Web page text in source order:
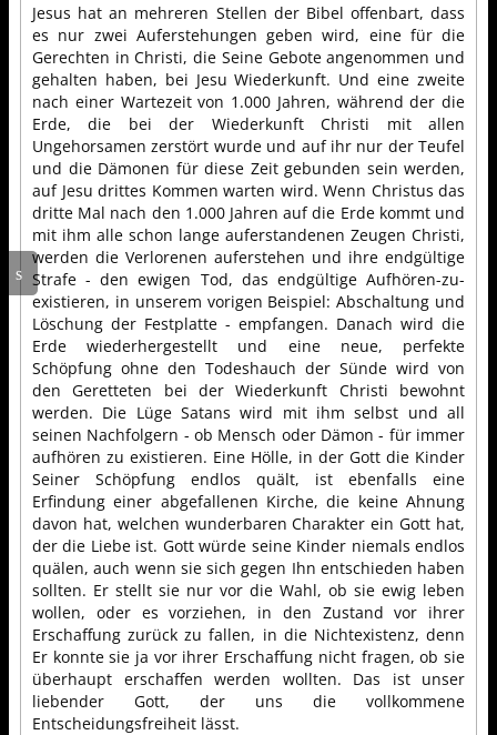
Jesus hat an mehreren Stellen der Bibel offenbart, dass
es nur zwei Auferstehungen geben wird, eine für die
Gerechten in Christi, die Seine Gebote angenommen und
gehalten haben, bei Jesu Wiederkunft. Und eine zweite
nach einer Wartezeit von 1.000 Jahren, während der die
Erde, die bei der Wiederkunft Christi mit allen
Ungehorsamen zerstört wurde und auf ihr nur der Teufel
und die Dämonen für diese Zeit gebunden sein werden,
auf Jesu drittes Kommen warten wird. Wenn Christus das
dritte Mal nach den 1.000 Jahren auf die Erde kommt und
mit ihm alle schon lange auferstandenen Zeugen Christi,
werden die Verlorenen auferstehen und ihre endgültige
Strafe - den ewigen Tod, das endgültige Aufhören-zu-
existieren, in unserem vorigen Beispiel: Abschaltung und
Löschung der Festplatte - empfangen. Danach wird die
Erde wiederhergestellt und eine neue, perfekte
Schöpfung ohne den Todeshauch der Sünde wird von
den Geretteten bei der Wiederkunft Christi bewohnt
werden. Die Lüge Satans wird mit ihm selbst und all
seinen Nachfolgern - ob Mensch oder Dämon - für immer
aufhören zu existieren. Eine Hölle, in der Gott die Kinder
Seiner Schöpfung endlos quält, ist ebenfalls eine
Erfindung einer abgefallenen Kirche, die keine Ahnung
davon hat, welchen wunderbaren Charakter ein Gott hat,
der die Liebe ist. Gott würde seine Kinder niemals endlos
quälen, auch wenn sie sich gegen Ihn entschieden haben
sollten. Er stellt sie nur vor die Wahl, ob sie ewig leben
wollen, oder es vorziehen, in den Zustand vor ihrer
Erschaffung zurück zu fallen, in die Nichtexistenz, denn
Er konnte sie ja vor ihrer Erschaffung nicht fragen, ob sie
überhaupt erschaffen werden wollten. Das ist unser
liebender Gott, der uns die vollkommene
Entscheidungsfreiheit lässt.